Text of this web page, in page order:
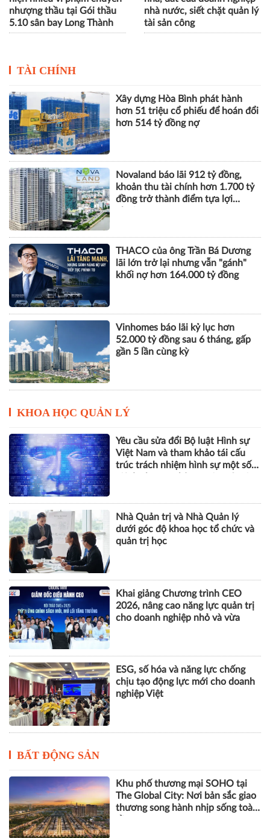
Thanh tra Chính phủ phát
nhượng thầu tại Gói thầu
5.10 sân bay Long Thành
nhà nước, siết chặt quản lý
tài sản công
TÀI CHÍNH
Xây dựng Hòa Bình phát hành
hơn 51 triệu cổ phiếu để hoán đổi
hơn 514 tỷ đồng nợ
Novaland báo lãi 912 tỷ đồng,
khoản thu tài chính hơn 1.700 tỷ
đồng trở thành điểm tựa lợi
THACO của ông Trần Bá Dương
lãi lớn trở lại nhưng vẫn "gánh"
khối nợ hơn 164.000 tỷ đồng
Vinhomes báo lãi kỷ lục hơn
KHOA HỌC QUẢN LÝ
Yêu cầu sửa đổi Bộ luật Hình sự
Việt Nam và tham khảo tái cấu
trúc trách nhiệm hình sự một số
Nhà Quản trị và Nhà Quản lý
dưới góc độ khoa học tổ chức và
quản trị học
Khai giảng Chương trình CEO
2026, nâng cao năng lực quản trị
cho doanh nghiệp nhỏ và vừa